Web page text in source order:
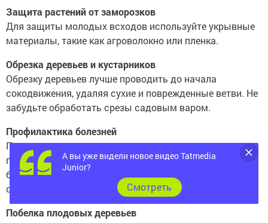
Защита растений от заморозков
Для защиты молодых всходов используйте укрывные
материалы, такие как агроволокно или пленка.
Обрезка деревьев и кустарников
Обрезку деревьев лучше проводить до начала
сокодвижения, удаляя сухие и поврежденные ветви. Не
забудьте обработать срезы садовым варом.
Профилактика болезней
Перед распусканием почек проведите
профилактическую обработку растений от болезней
биологическими препаратами или народными
средствами.
Побелка плодовых деревьев
А вы уже видели новое видео Tatmedia
Junior?
Cмотреть